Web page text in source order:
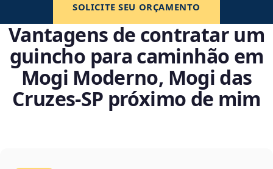
SOLICITE SEU ORÇAMENTO
Vantagens de contratar um
guincho para caminhão em
Mogi Moderno, Mogi das
Cruzes‑SP próximo de mim